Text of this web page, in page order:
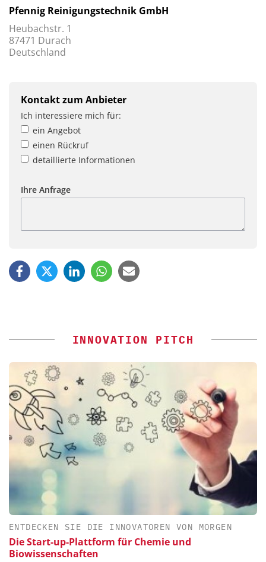
Pfennig Reinigungstechnik GmbH
Heubachstr. 1
87471 Durach
Deutschland
Kontakt zum Anbieter
Ich interessiere mich für:
ein Angebot
einen Rückruf
detaillierte Informationen
Ihre Anfrage
INNOVATION PITCH
ENTDECKEN SIE DIE INNOVATOREN VON MORGEN
Die Start-up-Plattform für Chemie und
Biowissenschaften